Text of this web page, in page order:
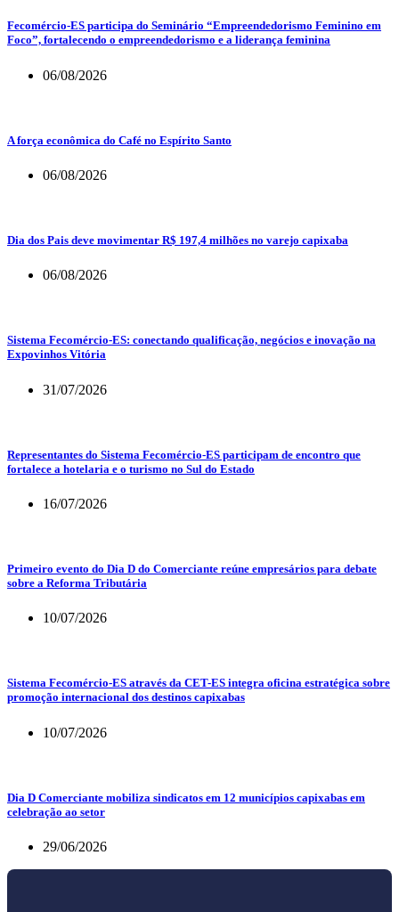
Fecomércio-ES participa do Seminário “Empreendedorismo Feminino em
Foco”, fortalecendo o empreendedorismo e a liderança feminina
06/08/2026
A força econômica do Café no Espírito Santo
06/08/2026
Dia dos Pais deve movimentar R$ 197,4 milhões no varejo capixaba
06/08/2026
Sistema Fecomércio-ES: conectando qualificação, negócios e inovação na
Expovinhos Vitória
31/07/2026
Representantes do Sistema Fecomércio-ES participam de encontro que
fortalece a hotelaria e o turismo no Sul do Estado
16/07/2026
Primeiro evento do Dia D do Comerciante reúne empresários para debate
sobre a Reforma Tributária
10/07/2026
Sistema Fecomércio-ES através da CET-ES integra oficina estratégica sobre
promoção internacional dos destinos capixabas
10/07/2026
Dia D Comerciante mobiliza sindicatos em 12 municípios capixabas em
celebração ao setor
29/06/2026